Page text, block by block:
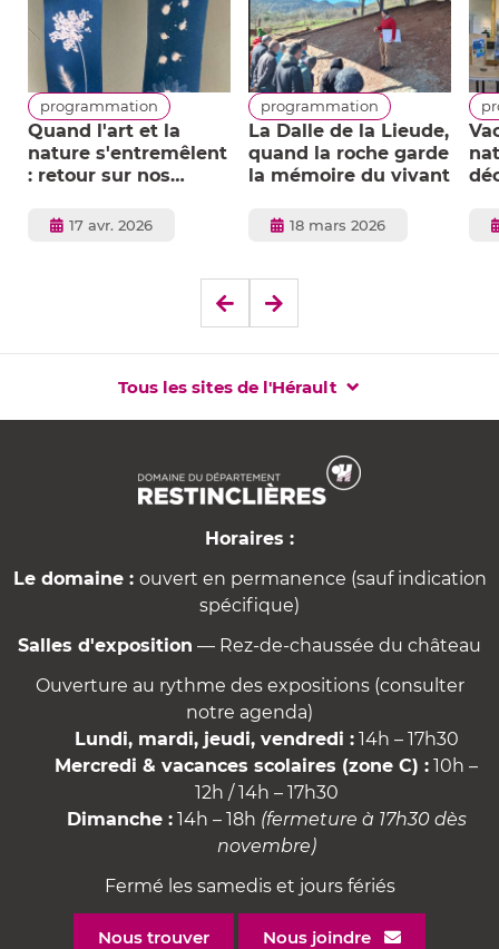
programmation
Quand l'art et la
nature s'entremêlent
: retour sur nos
printemps
Publié
17 avr. 2026
programmation
La Dalle de la Lieude,
quand la roche garde
la mémoire du vivant
Publié
18 mars 2026
ElémentElément
Tous les sites de l'Hérault
Horaires :
Le domaine : ouvert en permanence (sauf indication
spécifique)
Salles d'exposition — Rez-de-chaussée du château
Ouverture au rythme des expositions (consulter
notre agenda)
Lundi, mardi, jeudi, vendredi :14h – 17h30
Mercredi & vacances scolaires (zone C) : 10h –
12h / 14h – 17h30
Dimanche :14h – 18h (fermeture à 17h30 dès
novembre)
Fermé les samedis et jours fériés
Nous trouver Nous joindre